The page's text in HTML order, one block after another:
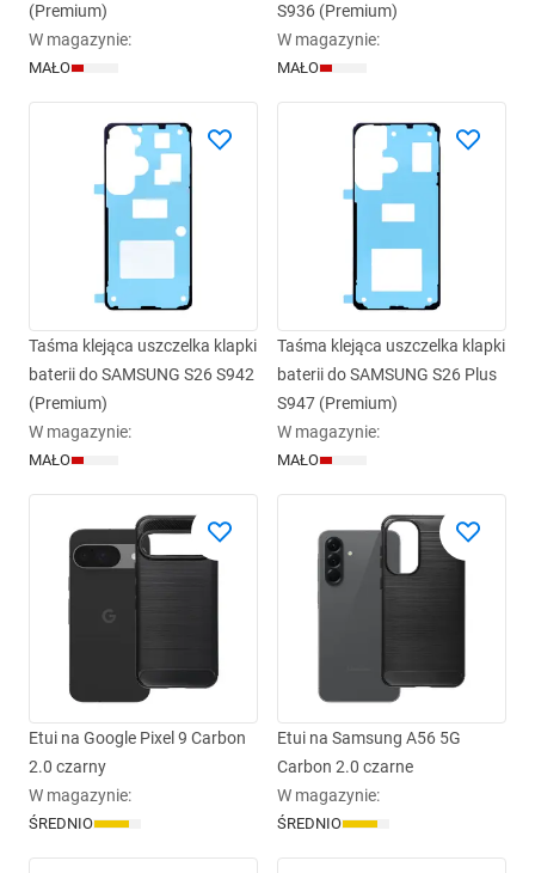
(Premium)
W magazynie:
MAŁO
S936 (Premium)
W magazynie:
MAŁO
Taśma klejąca uszczelka klapki
baterii do SAMSUNG S26 S942
(Premium)
W magazynie:
MAŁO
Taśma klejąca uszczelka klapki
baterii do SAMSUNG S26 Plus
S947 (Premium)
W magazynie:
MAŁO
Etui na Google Pixel 9 Carbon
2.0 czarny
W magazynie:
ŚREDNIO
Etui na Samsung A56 5G
Carbon 2.0 czarne
W magazynie:
ŚREDNIO